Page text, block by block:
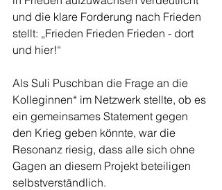
und die klare Forderung nach Frieden
stellt: „Frieden Frieden Frieden - dort
und hier!“
Als Suli Puschban die Frage an die
Kolleginnen* im Netzwerk stellte, ob es
ein gemeinsames Statement gegen
den Krieg geben könnte, war die
Resonanz riesig, dass alle sich ohne
Gagen an diesem Projekt beteiligen
selbstverständlich.